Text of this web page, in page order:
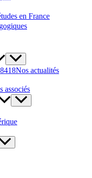
en France
Nos actualités
associés